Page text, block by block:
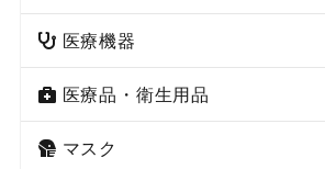
医療機器
医療品・衛生用品
マスク